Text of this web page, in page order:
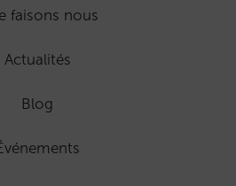
faisons nous
Actualités
Blog